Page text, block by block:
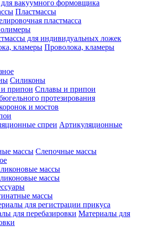
вакуумного формовщика
Пластмассы
пластмасса
для индивидуальных ложек
Проволока, кламеры
Силиконы
Сплавы и припои
протезирования
и мостов
Артикуляционные
Слепочные массы
массы
массы
массы
для регистрации прикуса
Материалы для